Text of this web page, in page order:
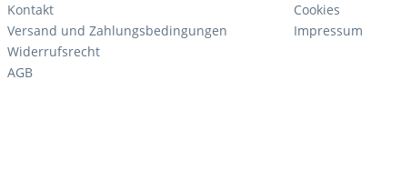
Kontakt
Versand und Zahlungsbedingungen
Widerrufsrecht
AGB
Cookies
Impressum